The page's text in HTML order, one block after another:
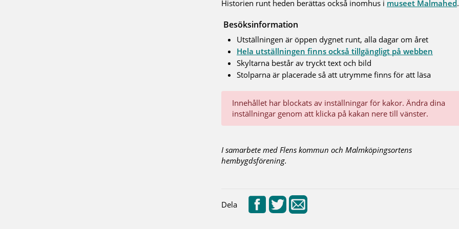
Historien runt heden berättas också inomhus i museet Malmahed
Besöksinformation
Utställningen är öppen dygnet runt, alla dagar om året
Hela utställningen finns också tillgängligt på webben
Skyltarna består av tryckt text och bild
Stolparna är placerade så att utrymme finns för att läsa
Innehållet har blockats av inställningar för kakor. Ändra dina
inställningar genom att klicka på kakan nere till vänster.
I samarbete med Flens kommun och Malmköpingsortens
hembygdsförening.
Dela